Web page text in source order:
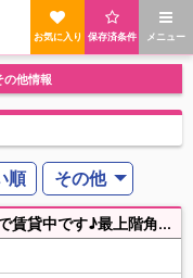
メニュー
保存済条件
お気に入り
の他情報
順 その他
【オーナーチェンジ物件】現在22.5万円で賃貸中です♪最上階角部屋✨嬉しい食洗機付、ガス衣類乾燥機付、エアコン各部屋完備♪北中城インターチェンジから車で約5分と利便性◎詳細はお気軽にお問い合わせください♪